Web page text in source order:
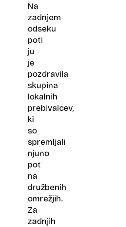
Na
zadnjem
odseku
poti
ju
je
pozdravila
skupina
lokalnih
prebivalcev,
ki
so
spremljali
njuno
pot
na
družbenih
omrežjih.
Za
zadnjih